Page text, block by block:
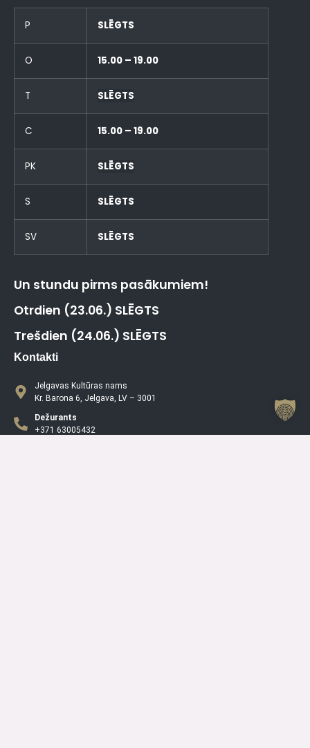
P SLĒGTS
O 15.00 – 19.00
T SLĒGTS
C 15.00 – 19.00
PK SLĒGTS
S SLĒGTS
SV SLĒGTS
Un stundu pirms pasākumiem!
Otrdien (23.06.) SLĒGTS
Trešdien (24.06.) SLĒGTS
Kontakti
Jelgavas Kultūras nams
Kr. Barona 6, Jelgava, LV – 3001
Dežurants
+371 63005432